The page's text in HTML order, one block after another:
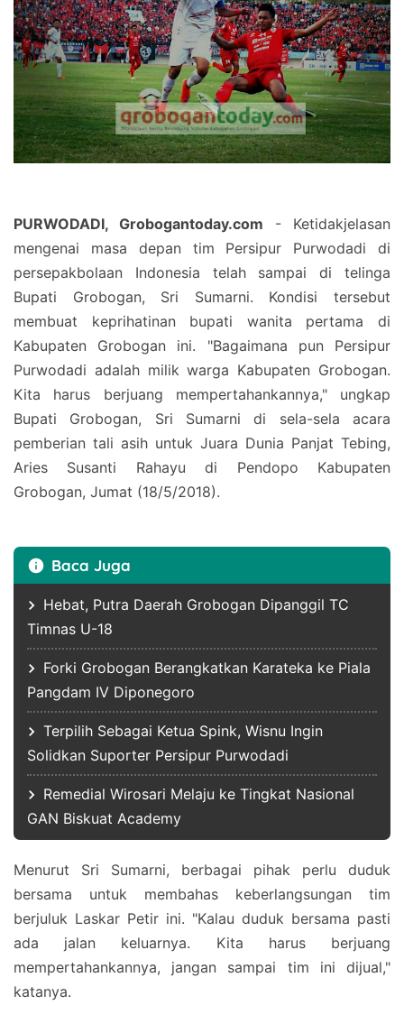
PURWODADI, Grobogantoday.com - Ketidakjelasan
mengenai masa depan tim Persipur Purwodadi di
persepakbolaan Indonesia telah sampai di telinga
Bupati Grobogan, Sri Sumarni. Kondisi tersebut
membuat keprihatinan bupati wanita pertama di
Kabupaten Grobogan ini. "Bagaimana pun Persipur
Purwodadi adalah milik warga Kabupaten Grobogan.
Kita harus berjuang mempertahankannya," ungkap
Bupati Grobogan, Sri Sumarni di sela-sela acara
pemberian tali asih untuk Juara Dunia Panjat Tebing,
Aries Susanti Rahayu di Pendopo Kabupaten
Grobogan, Jumat (18/5/2018).
Baca Juga
Hebat, Putra Daerah Grobogan Dipanggil TC
Timnas U-18
Forki Grobogan Berangkatkan Karateka ke Piala
Pangdam IV Diponegoro
Terpilih Sebagai Ketua Spink, Wisnu Ingin
Solidkan Suporter Persipur Purwodadi
Remedial Wirosari Melaju ke Tingkat Nasional
GAN Biskuat Academy
Menurut Sri Sumarni, berbagai pihak perlu duduk
bersama untuk membahas keberlangsungan tim
berjuluk Laskar Petir ini. "Kalau duduk bersama pasti
ada jalan keluarnya. Kita harus berjuang
mempertahankannya, jangan sampai tim ini dijual,"
katanya.